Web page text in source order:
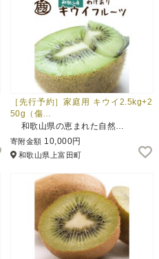
［先行予約］家庭用 キウイ2.5kg+2
50g（傷…
和歌山県の恵まれた自然…
寄附金額 10,000円
和歌山県上富田町